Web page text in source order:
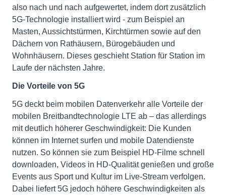
also nach und nach aufgewertet, indem dort zusätzlich
5G-Technologie installiert wird - zum Beispiel an
Masten, Aussichtstürmen, Kirchtürmen sowie auf den
Dächern von Rathäusern, Bürogebäuden und
Wohnhäusern. Dieses geschieht Station für Station im
Laufe der nächsten Jahre.
Die Vorteile von 5G
5G deckt beim mobilen Datenverkehr alle Vorteile der
mobilen Breitbandtechnologie LTE ab – das allerdings
mit deutlich höherer Geschwindigkeit: Die Kunden
können im Internet surfen und mobile Datendienste
nutzen. So können sie zum Beispiel HD-Filme schnell
downloaden, Videos in HD-Qualität genießen und große
Events aus Sport und Kultur im Live-Stream verfolgen.
Dabei liefert 5G jedoch höhere Geschwindigkeiten als